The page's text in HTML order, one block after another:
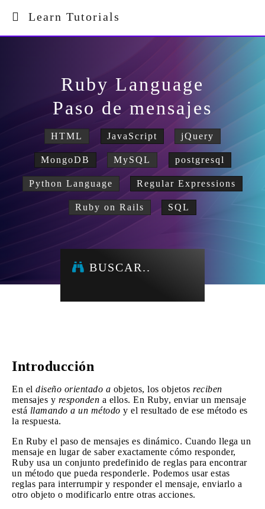
Learn Tutorials
Ruby Language
Paso de mensajes
HTML JavaScript jQuery
MongoDB MySQL postgresql
Python Language Regular Expressions
Ruby on Rails SQL
BUSCAR..
Introducción
En el diseño orientado a objetos, los objetos reciben
mensajes y responden a ellos. En Ruby, enviar un mensaje
está llamando a un método y el resultado de ese método es
la respuesta.
En Ruby el paso de mensajes es dinámico. Cuando llega un
mensaje en lugar de saber exactamente cómo responder,
Ruby usa un conjunto predefinido de reglas para encontrar
un método que pueda responderle. Podemos usar estas
reglas para interrumpir y responder el mensaje, enviarlo a
otro objeto o modificarlo entre otras acciones.